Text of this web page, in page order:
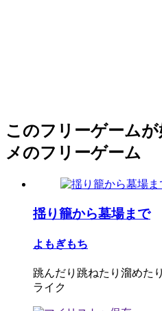
このフリーゲーム
メのフリーゲーム
揺り籠から墓場まで
よもぎもち
跳んだり跳ねたり溜めた
ライク